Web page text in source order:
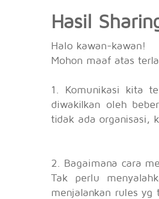
Hasil
Halo kawan-kawan!
Mohon maaf atas
1. Komunikasi kita
diwakilkan oleh
tidak ada organisasi,
2. Bagaimana cara
Tak perlu
menjalankan rules yg